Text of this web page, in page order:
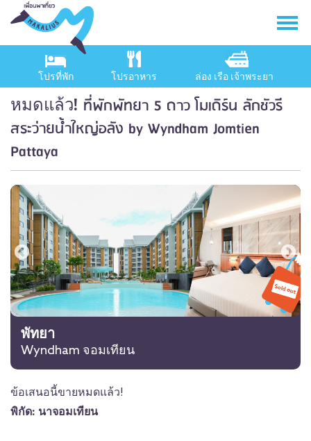
โปรที่พัก โปรอาหาร ล่อง เรือ เจ้าพระยา
หมดแล้ว! ที่พักพัทยา 5 ดาว โมเดิร์น ลักชัวรี
สระว่ายน้ำใหญ่อลัง by Wyndham Jomtien
Pattaya
พัทยา
Wyndham จอมเทียน
ข้อเสนอนี้ขายหมดแล้ว!
พิกัด: นาจอมเทียน